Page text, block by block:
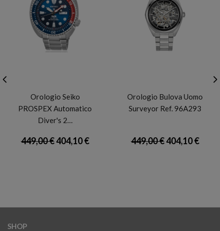
Orologio Seiko
PROSPEX Automatico
Diver's 2…
449,00 €404,10 €
Orologio Bulova Uomo
Surveyor Ref. 96A293
449,00 €404,10 €
SHOP